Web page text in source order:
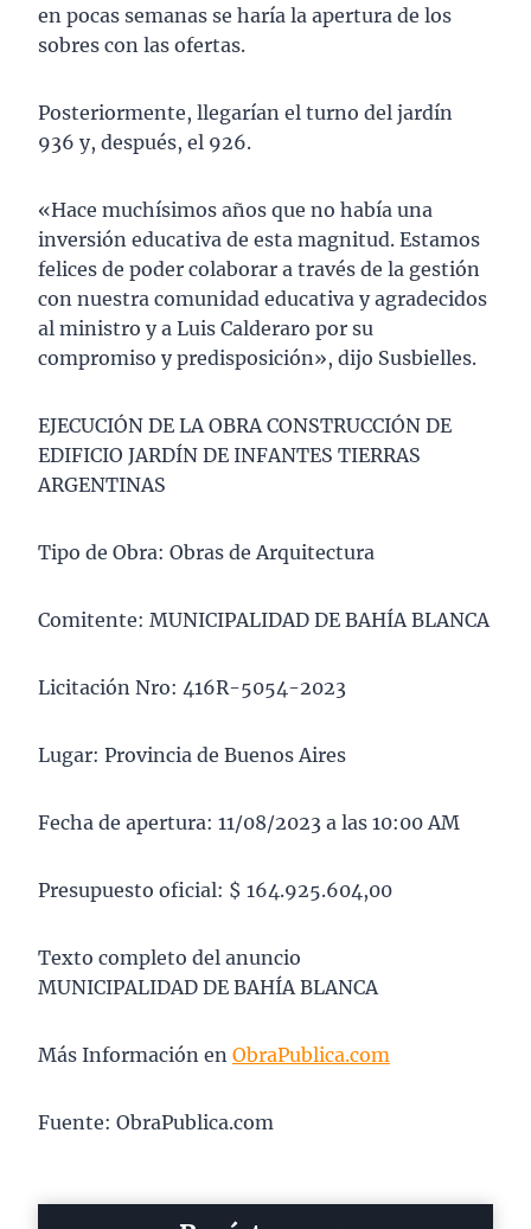
en pocas semanas se haría la apertura de los
sobres con las ofertas.
Posteriormente, llegarían el turno del jardín
936 y, después, el 926.
«Hace muchísimos años que no había una
inversión educativa de esta magnitud. Estamos
felices de poder colaborar a través de la gestión
con nuestra comunidad educativa y agradecidos
al ministro y a Luis Calderaro por su
compromiso y predisposición», dijo Susbielles.
EJECUCIÓN DE LA OBRA CONSTRUCCIÓN DE
EDIFICIO JARDÍN DE INFANTES TIERRAS
ARGENTINAS
Tipo de Obra: Obras de Arquitectura
Comitente: MUNICIPALIDAD DE BAHÍA BLANCA
Licitación Nro: 416R-5054-2023
Lugar: Provincia de Buenos Aires
Fecha de apertura: 11/08/2023 a las 10:00 AM
Presupuesto oficial: $ 164.925.604,00
Texto completo del anuncio
MUNICIPALIDAD DE BAHÍA BLANCA
Más Información en ObraPublica.com
Fuente: ObraPublica.com